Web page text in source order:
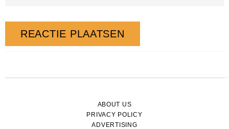
ABOUT US
PRIVACY POLICY
ADVERTISING